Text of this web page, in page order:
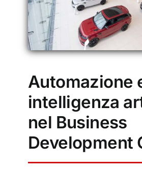
Automazione
intelligenza
nel Business
Development